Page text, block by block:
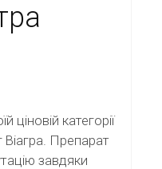
ціновій категорії
Віагра. Препарат
завдяки